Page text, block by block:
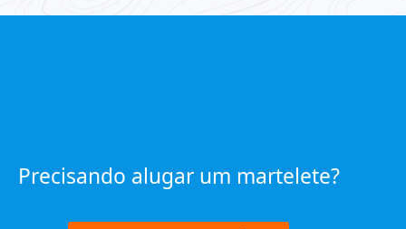
Precisando alugar um martelete?